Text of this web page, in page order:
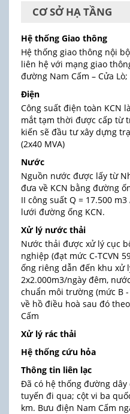
CƠ SỞ HẠ TẦNG
Hệ thống Giao thông
Hệ thống giao thông nội
liên hệ với mạng giao
đường Nam Cấm – Cửa
Điện
Công suất điện toàn KCN
mắt tạm thời được cấp từ
kiến sẽ đầu tư xây dựng
(2x40 MVA)
Nước
Nguồn nước được lấy từ
đưa về KCN bằng đường
II công suất Q = 17.500
lưới đường ống KCN.
Xử lý nước thải
Nước thải được xử lý cục
nghiệp (đạt mức C-TCVN
ống riêng dẫn đến khu xử
2x2.000m3/ngày đêm,
chuẩn môi trường (mức B
về hồ điều hoà sau đó
Cấm
Xử lý rác thải
Hệ thống cứu hỏa
Thông tin liên lạc
Đã có hệ thống đường
tuyến đi qua; cột vi ba
km. Bưu điện Nam Cấm